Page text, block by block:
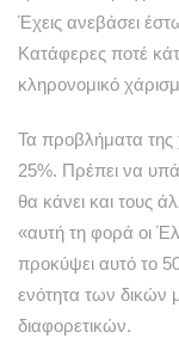
Έχεις ανεβάσει
Κατάφερες ποτέ
κληρονομικό
Τα προβλήματα της
25%. Πρέπει να
θα κάνει και τους
«αυτή τη φορά οι
προκύψει αυτό το
ενότητα των δικών
διαφορετικών.